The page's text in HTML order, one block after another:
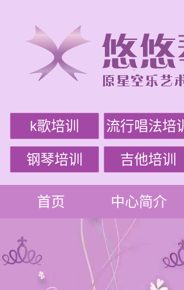
k歌培训 流行唱法培训
钢琴培训 吉他培训
首页 中心简介